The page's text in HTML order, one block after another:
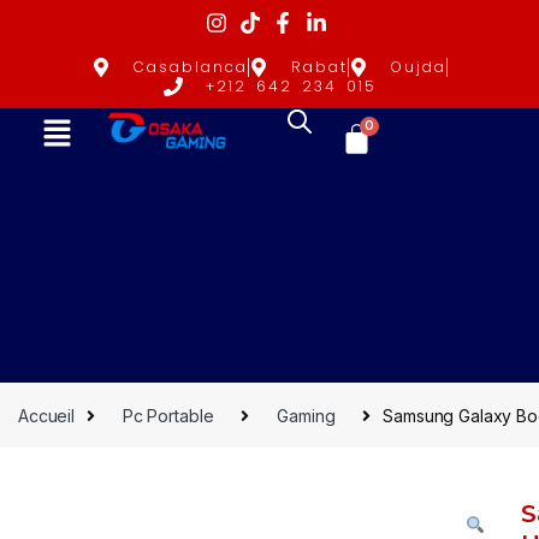
Casablanca Rabat
Oujda
+212 642 234 015
0
Accueil Pc Portable Gaming Samsung Galaxy